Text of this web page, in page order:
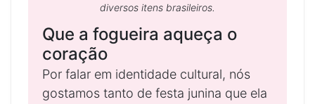
diversos itens brasileiros.
Que a fogueira aqueça o
coração
Por falar em identidade cultural, nós
gostamos tanto de festa junina que ela